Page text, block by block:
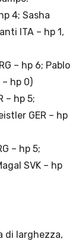
4; Sasha
ITA – hp 1,
– hp 6; Pablo
– hp 0)
– hp 5;
GER – hp
– hp 5;
SVK – hp
di larghezza,